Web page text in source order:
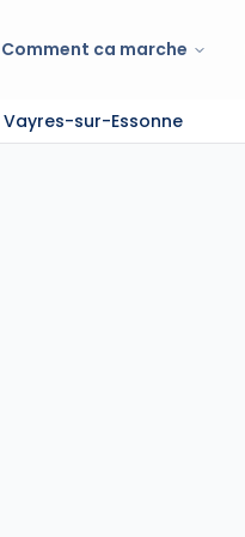
Comment ca marche
sur-Essonne